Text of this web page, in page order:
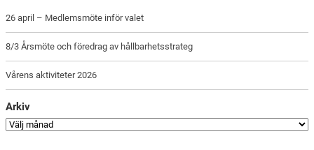
26 april – Medlemsmöte inför valet
8/3 Årsmöte och föredrag av hållbarhetsstrateg
Vårens aktiviteter 2026
Arkiv